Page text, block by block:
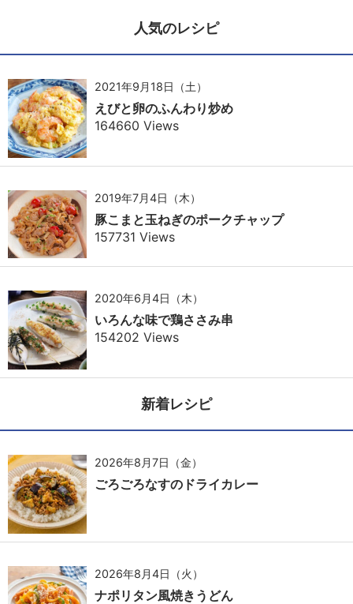
人気のレシピ
2021年9月18日（土）
えびと卵のふんわり炒め
164660 Views
2019年7月4日（木）
豚こまと玉ねぎのポークチャップ
157731 Views
2020年6月4日（木）
いろんな味で鶏ささみ串
154202 Views
新着レシピ
2026年8月7日（金）
ごろごろなすのドライカレー
2026年8月4日（火）
ナポリタン風焼きうどん